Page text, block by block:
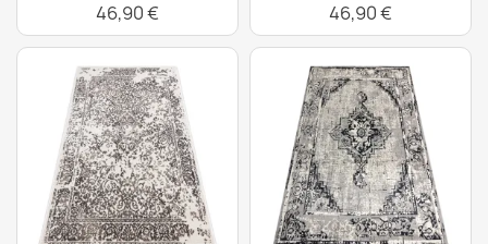
46,90 €
46,90 €